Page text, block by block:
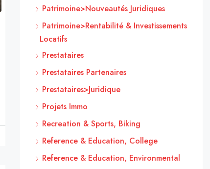
Patrimoine>Nouveautés Juridiques
Patrimoine>Rentabilité & Investissements
Locatifs
Prestataires
Prestataires Partenaires
Prestataires>Juridique
Projets Immo
Recreation & Sports, Biking
Reference & Education, College
Reference & Education, Environmental